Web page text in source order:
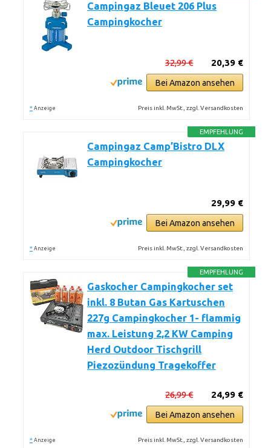
Campingaz Bleuet 206 Plus
Campingkocher
20,39 €
32,99 €
Bei Amazon ansehen
* Anzeige Preis inkl. MwSt., zzgl. Versandkosten
EMPFEHLUNG
Campingaz Camp’Bistro DLX
Campingkocher
29,99 €
Bei Amazon ansehen
* Anzeige Preis inkl. MwSt., zzgl. Versandkosten
EMPFEHLUNG
Gaskocher Campingkocher set
inkl. 8 Butan Gas Kartuschen
227g Campingkocher 1- flammig
max. Leistung 2,2 KW Camping
Herd Outdoor Tischgrill
Piezozündung Tragekoffer
24,99 €
26,99 €
Bei Amazon ansehen
* Anzeige Preis inkl. MwSt., zzgl. Versandkosten